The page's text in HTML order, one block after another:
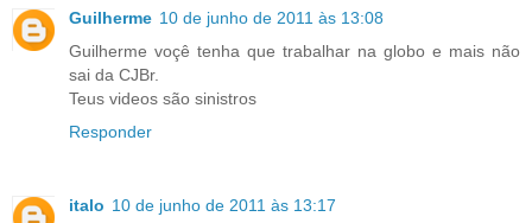
Guilherme 10 de junho de 2011 às 13:08
Guilherme voçê tenha que trabalhar na globo e mais não
sai da CJBr.
Teus videos são sinistros
Responder
italo 10 de junho de 2011 às 13:17